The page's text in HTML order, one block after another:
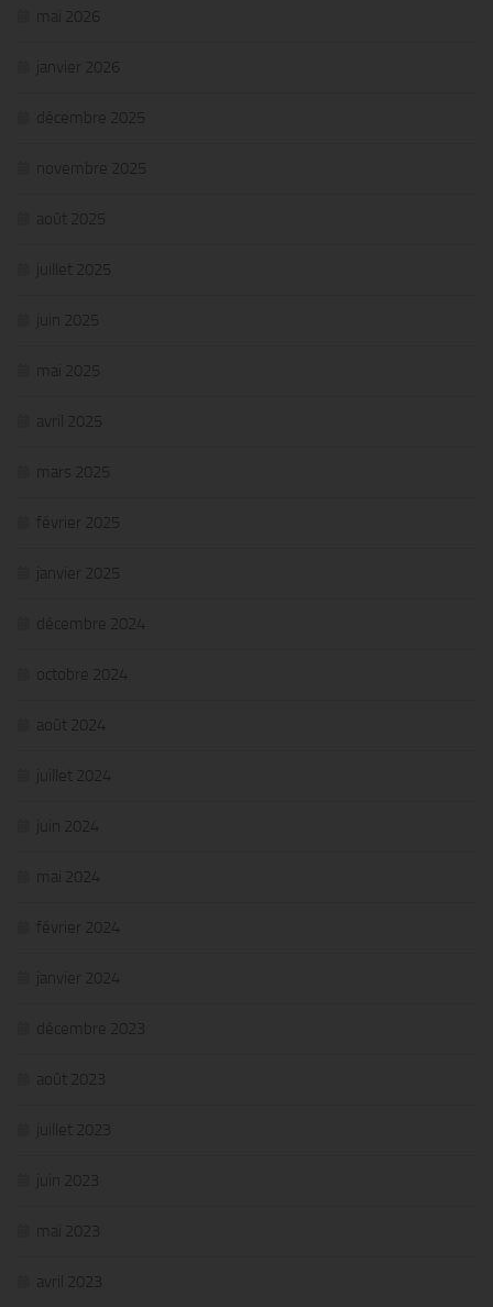
mai 2026
janvier 2026
décembre 2025
novembre 2025
août 2025
juillet 2025
juin 2025
mai 2025
avril 2025
mars 2025
février 2025
janvier 2025
décembre 2024
octobre 2024
août 2024
juillet 2024
juin 2024
mai 2024
février 2024
janvier 2024
décembre 2023
août 2023
juillet 2023
juin 2023
mai 2023
avril 2023